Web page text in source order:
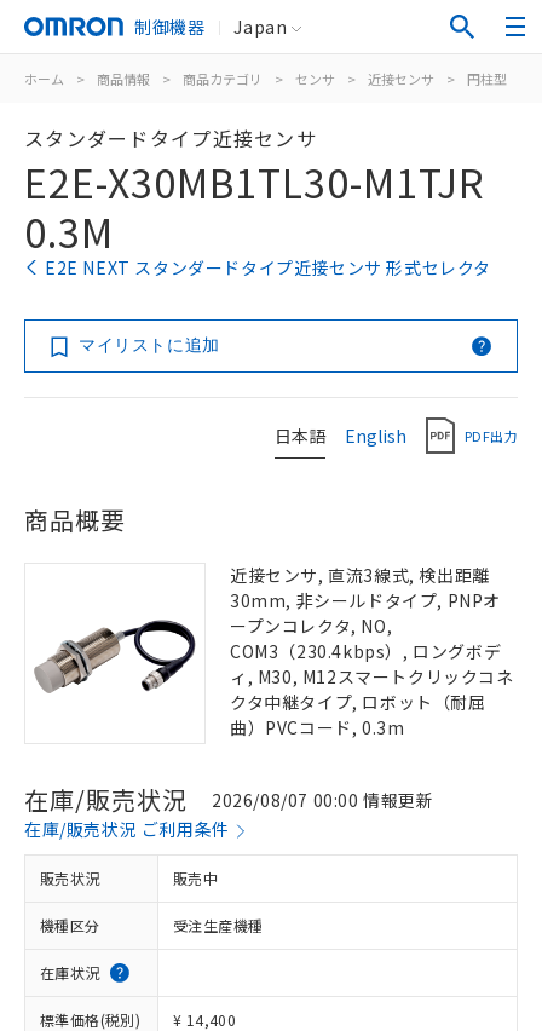
制御機器 Japan
ホーム > 商品情報 > 商品カテゴリ > センサ > 近接センサ > 円柱型
スタンダードタイプ近接センサ
E2E-X30MB1TL30-M1TJR
0.3M
E2E NEXT スタンダードタイプ近接センサ 形式セレクタ
マイリストに追加
日本語 English PDF出力
商品概要
近接センサ, 直流3線式, 検出距離
30mm, 非シールドタイプ, PNPオ
ープンコレクタ, NO,
COM3（230.4kbps）, ロングボデ
ィ, M30, M12スマートクリックコネ
クタ中継タイプ, ロボット（耐屈
曲）PVCコード, 0.3m
在庫/販売状況
2026/08/07 00:00 情報更新
在庫/販売状況 ご利用条件
販売状況 販売中
機種区分 受注生産機種
在庫状況
標準価格(税別) ¥ 14,400